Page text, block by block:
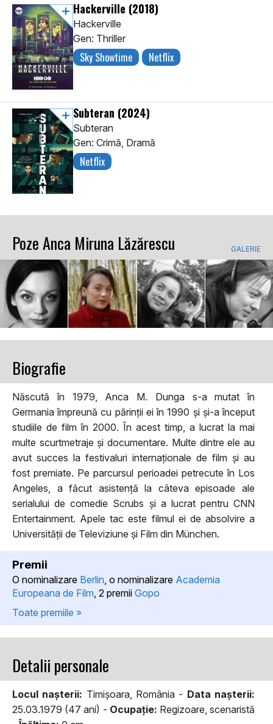
Hackerville (2018)
Hackerville
Gen: Thriller
Sky Showtime Netflix
Subteran (2024)
Subteran
Gen: Crimă, Dramă
Netflix
Poze Anca Miruna Lăzărescu GALERIE
Biografie
Născută în 1979, Anca M. Dunga s-a mutat în
Germania împreună cu părinții ei în 1990 și și-a început
studiile de film în 2000. În acest timp, a lucrat la mai
multe scurtmetraje și documentare. Multe dintre ele au
avut succes la festivaluri internaționale de film și au
fost premiate. Pe parcursul perioadei petrecute în Los
Angeles, a făcut asistență la câteva episoade ale
serialului de comedie Scrubs și a lucrat pentru CNN
Entertainment. Apele tac este filmul ei de absolvire a
Universității de Televiziune și Film din München.
Premii
O nominalizare Berlin , o nominalizare Academia
Europeana de Film , 2 premii Gopo
Toate premiile »
Detalii personale
Locul naşterii: Timişoara, România - Data naşterii:
25.03.1979 (47 ani) - Ocupaţie: Regizoare, scenaristă